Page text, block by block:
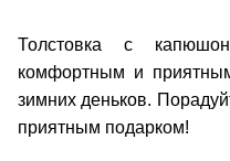
Толстовка с
комфортным и
зимних деньков.
приятным подарком!